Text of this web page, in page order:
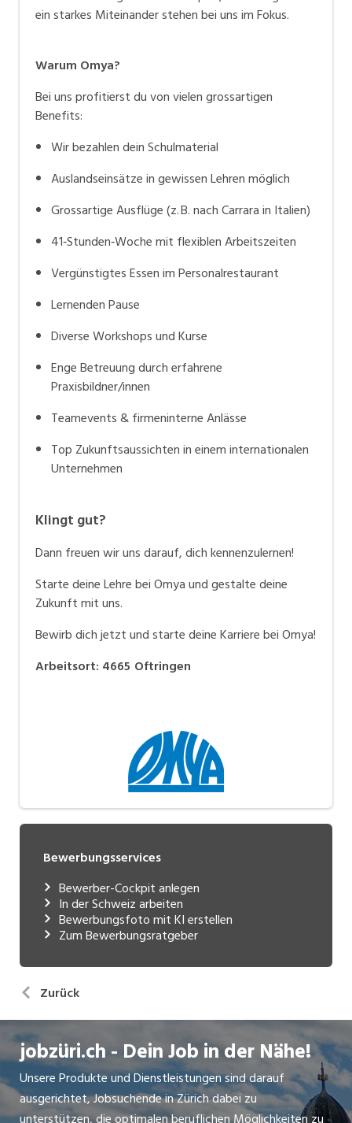
ein starkes Miteinander stehen bei uns im Fokus.
Warum Omya?
Bei uns profitierst du von vielen grossartigen
Benefits:
Wir bezahlen dein Schulmaterial
Auslandseinsätze in gewissen Lehren möglich
Grossartige Ausflüge (z. B. nach Carrara in Italien)
41‑Stunden‑Woche mit flexiblen Arbeitszeiten
Vergünstigtes Essen im Personalrestaurant
Lernenden Pause
Diverse Workshops und Kurse
Enge Betreuung durch erfahrene
Praxisbildner/innen
Teamevents & firmeninterne Anlässe
Top Zukunftsaussichten in einem internationalen
Unternehmen
Klingt gut?
Dann freuen wir uns darauf, dich kennenzulernen!
Starte deine Lehre bei Omya und gestalte deine
Zukunft mit uns.
Bewirb dich jetzt und starte deine Karriere bei Omya!
Arbeitsort: 4665 Oftringen
Bewerbungsservices
Bewerber-Cockpit anlegen
In der Schweiz arbeiten
Bewerbungsfoto mit KI erstellen
Zum Bewerbungsratgeber
Zurück
jobzüri.ch - Dein Job in der Nähe!
Unsere Produkte und Dienstleistungen sind darauf
ausgerichtet, Jobsuchende in Zürich dabei zu